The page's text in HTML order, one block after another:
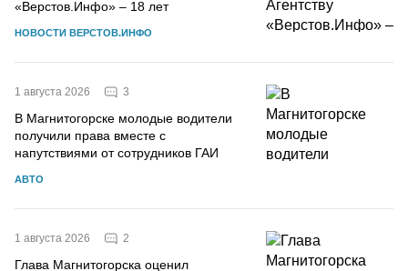
«Верстов.Инфо» – 18 лет
НОВОСТИ ВЕРСТОВ.ИНФО
1 августа 2026 3
В Магнитогорске молодые водители
получили права вместе с
напутствиями от сотрудников ГАИ
АВТО
1 августа 2026 2
Глава Магнитогорска оценил